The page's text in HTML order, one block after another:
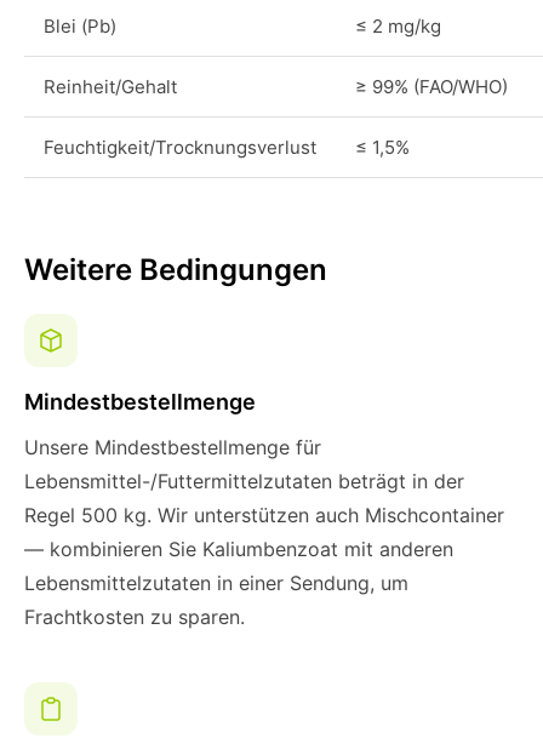
Blei (Pb) ≤ 2 mg/kg
Reinheit/Gehalt ≥ 99% (FAO/WHO)
Feuchtigkeit/Trocknungsverlust ≤ 1,5%
Weitere Bedingungen
Mindestbestellmenge
Unsere Mindestbestellmenge für
Lebensmittel-/Futtermittelzutaten beträgt in der
Regel 500 kg. Wir unterstützen auch Mischcontainer
— kombinieren Sie Kaliumbenzoat mit anderen
Lebensmittelzutaten in einer Sendung, um
Frachtkosten zu sparen.